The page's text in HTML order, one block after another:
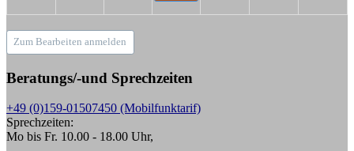
Zum Bearbeiten anmelden
Beratungs/-und Sprechzeiten
+49 (0)159-01507450 (Mobilfunktarif)
Sprechzeiten:
Mo bis Fr. 10.00 - 18.00 Uhr,